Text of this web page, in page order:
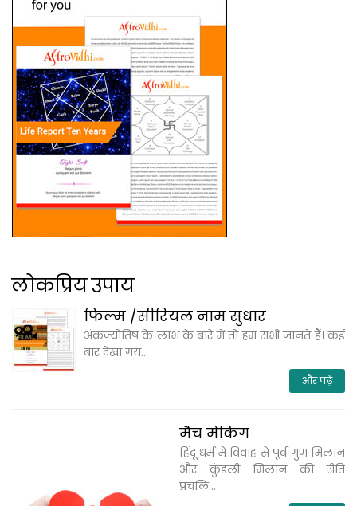
लोकप्रिय उपाय
फिल्म /सीरियल नाम सुधार
अंकज्‍योतिष के लाभ के बारे में तो हम सभी जानते हैं। कई
बार देखा गय...
और पढ़ें
मैच मेंकिंग
हिंदू धर्म में विवाह से पूर्व गुण मिलान
और कुंडली मिलान की रीति
प्रचलि...